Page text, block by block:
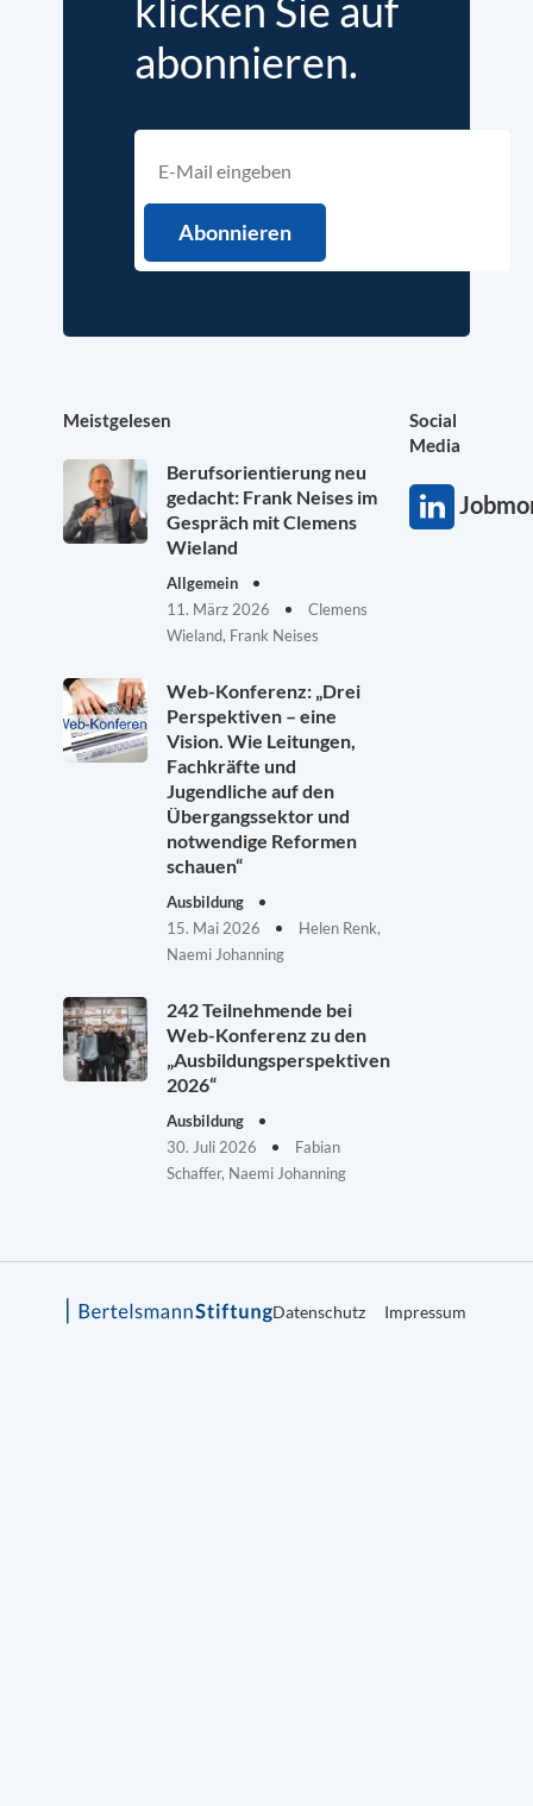
klicken Sie auf
abonnieren.
Meistgelesen
Berufsorientierung neu
gedacht: Frank Neises im
Gespräch mit Clemens
Wieland
Allgemein
11. März 2026
Clemens
Wieland, Frank Neises
Web-Konferenz: „Drei
Perspektiven – eine
Vision. Wie Leitungen,
Fachkräfte und
Jugendliche auf den
Übergangssektor und
notwendige Reformen
schauen“
Ausbildung
15. Mai 2026
Helen Renk,
Naemi Johanning
242 Teilnehmende bei
Web-Konferenz zu den
„Ausbildungsperspektiven
2026“
Ausbildung
30. Juli 2026
Fabian
Schaffer, Naemi Johanning
Social
Media
Datenschutz Impressum